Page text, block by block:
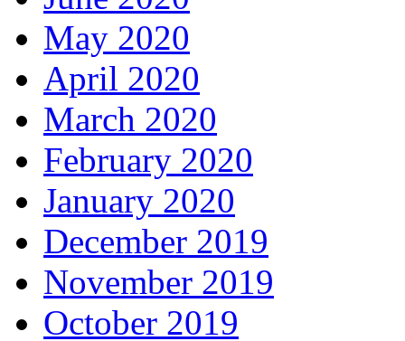
May 2020
April 2020
March 2020
February 2020
January 2020
December 2019
November 2019
October 2019